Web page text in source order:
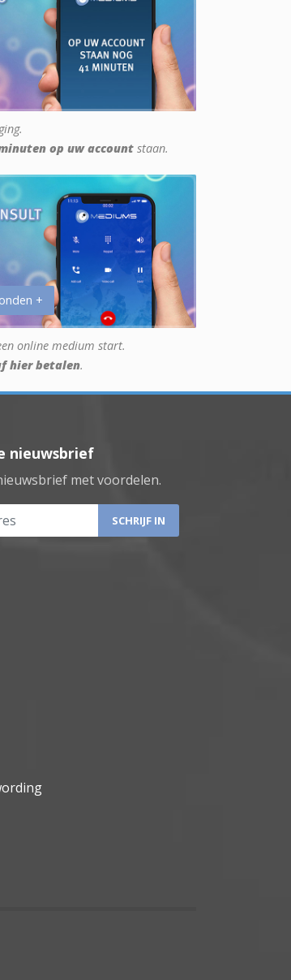
op uw account staan.
+
online medium start.
hier betalen.
nieuwsbrief
met voordelen.